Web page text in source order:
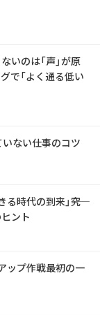
いのは「声」が原
で「よく通る低い
いない仕事のコツ
時代の到来」――究
ント
プ作戦――最初の一